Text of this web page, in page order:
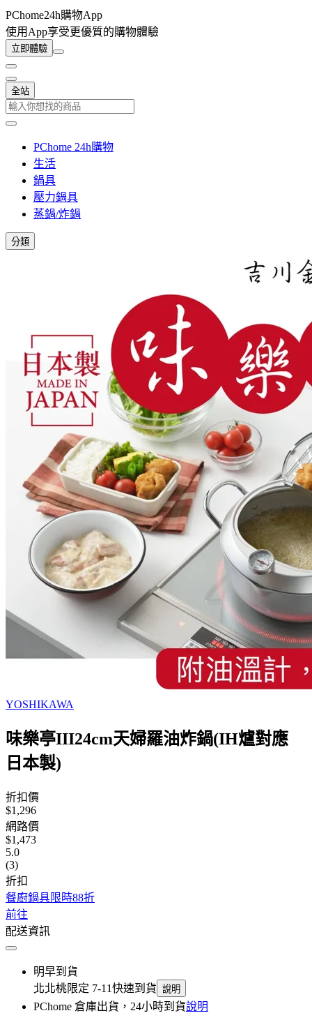
PChome24h購物App
使用App享受更優質的購物體驗
立即體驗
全站
PChome 24h購物
生活
鍋具
壓力鍋具
蒸鍋/炸鍋
分類
YOSHIKAWA
味樂亭III24cm天婦羅油炸鍋(IH爐對應
日本製)
折扣價
$1,296
網路價
$1,473
5.0
(3)
折扣
餐廚鍋具限時88折
前往
配送資訊
明早到貨
北北桃限定 7-11快速到貨 說明
PChome 倉庫出貨，24小時到貨說明